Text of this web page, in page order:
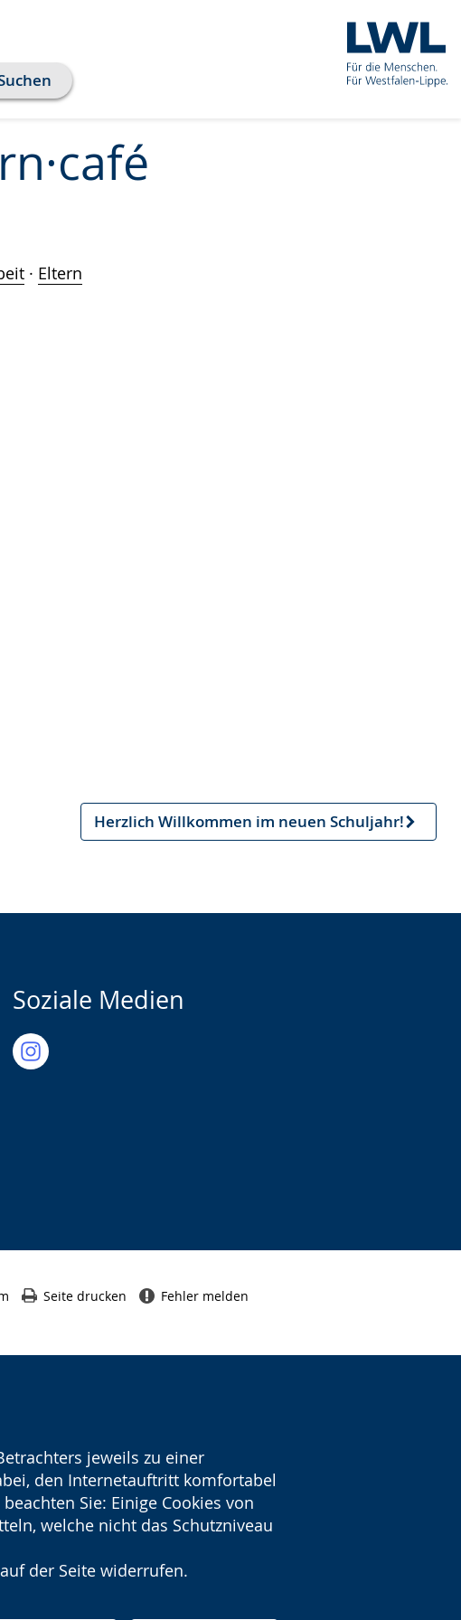
jeweils zu einer
den Internetauftritt komfortabel
Sie: Einige Cookies von
welche nicht das Schutzniveau
der Seite widerrufen.
· Eltern
Herzlich Willkommen im neuen Schuljahr!
Nächster
Soziale Medien
Seite drucken Fehler melden